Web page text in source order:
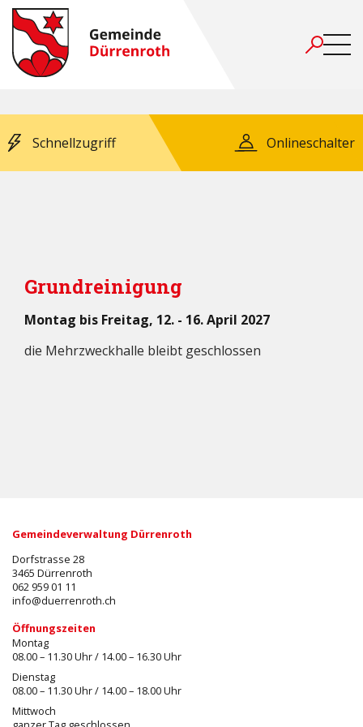
Schnellzugriff Onlineschalter
Grundreinigung
Montag bis Freitag, 12. - 16. April 2027
die Mehrzweckhalle bleibt geschlossen
Gemeindeverwaltung Dürrenroth
Dorfstrasse 28
3465 Dürrenroth
062 959 01 11
info@duerrenroth.ch
Öffnungszeiten
Montag
08.00 – 11.30 Uhr / 14.00 – 16.30 Uhr
Dienstag
08.00 – 11.30 Uhr / 14.00 – 18.00 Uhr
Mittwoch